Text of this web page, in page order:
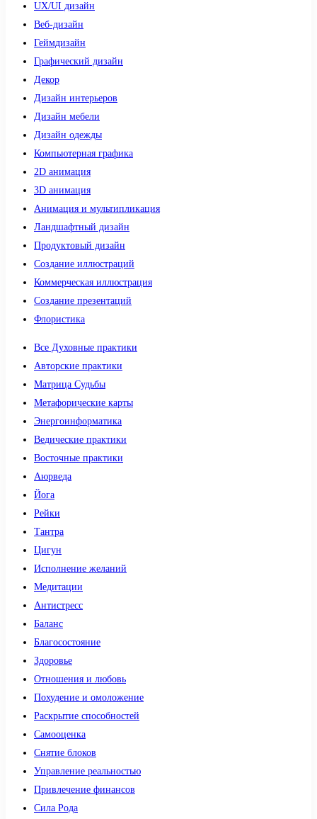
UX/UI дизайн
Веб-дизайн
Геймдизайн
Графический дизайн
Декор
Дизайн интерьеров
Дизайн мебели
Дизайн одежды
Компьютерная графика
2D анимация
3D анимация
Анимация и мультипликация
Ландшафтный дизайн
Продуктовый дизайн
Создание иллюстраций
Коммерческая иллюстрация
Создание презентаций
Флористика
Все Духовные практики
Авторские практики
Матрица Судьбы
Метафорические карты
Энергоинформатика
Ведические практики
Восточные практики
Аюрведа
Йога
Рейки
Тантра
Цигун
Исполнение желаний
Медитации
Антистресс
Баланс
Благосостояние
Здоровье
Отношения и любовь
Похудение и омоложение
Раскрытие способностей
Самооценка
Снятие блоков
Управление реальностью
Привлечение финансов
Сила Рода